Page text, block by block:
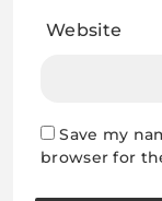
Website
Save my
browser for